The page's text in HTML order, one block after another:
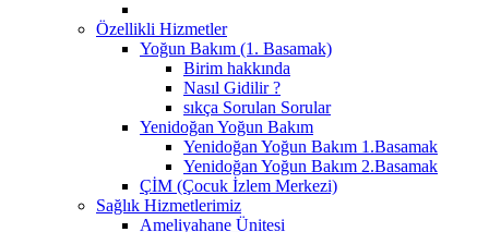
Özellikli Hizmetler
Yoğun Bakım (1. Basamak)
Birim hakkında
Nasıl Gidilir ?
sıkça Sorulan Sorular
Yenidoğan Yoğun Bakım
Yenidoğan Yoğun Bakım 1.Basamak
Yenidoğan Yoğun Bakım 2.Basamak
ÇİM (Çocuk İzlem Merkezi)
Sağlık Hizmetlerimiz
Ameliyahane Ünitesi